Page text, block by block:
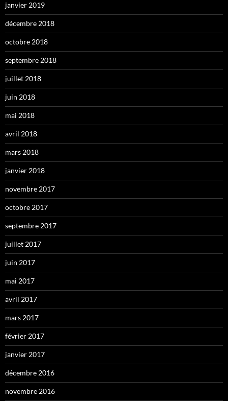
janvier 2019
décembre 2018
octobre 2018
septembre 2018
juillet 2018
juin 2018
mai 2018
avril 2018
mars 2018
janvier 2018
novembre 2017
octobre 2017
septembre 2017
juillet 2017
juin 2017
mai 2017
avril 2017
mars 2017
février 2017
janvier 2017
décembre 2016
novembre 2016